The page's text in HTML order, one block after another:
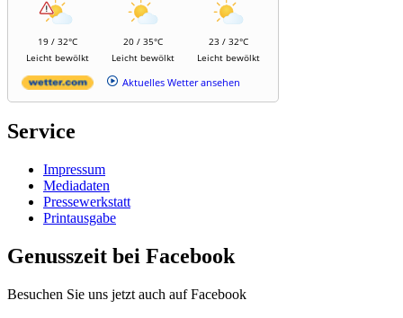
19 / 32°C
Leicht bewölkt
20 / 35°C
Leicht bewölkt
23 / 32°C
Leicht bewölkt
Aktuelles Wetter ansehen
Service
Impressum
Mediadaten
Pressewerkstatt
Printausgabe
Genusszeit bei Facebook
Besuchen Sie uns jetzt auch auf Facebook